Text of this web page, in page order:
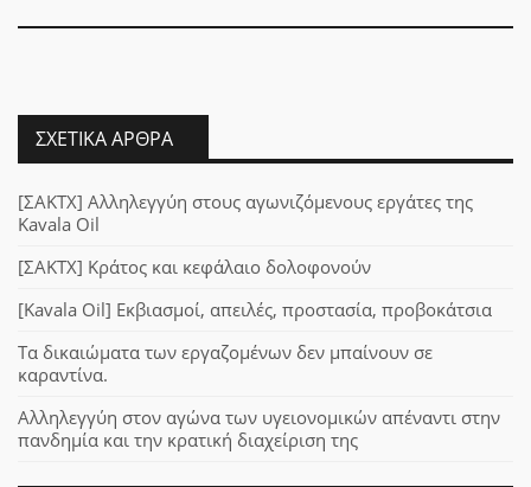
ΣΧΕΤΙΚΆ ΆΡΘΡΑ
[ΣΑΚΤΧ] Αλληλεγγύη στους αγωνιζόμενους εργάτες της
Kavala Oil
[ΣΑΚΤΧ] Κράτος και κεφάλαιο δολοφονούν
[Kavala Oil] Εκβιασμοί, απειλές, προστασία, προβοκάτσια
Τα δικαιώματα των εργαζομένων δεν μπαίνουν σε
καραντίνα.
Αλληλεγγύη στον αγώνα των υγειονομικών απέναντι στην
πανδημία και την κρατική διαχείριση της